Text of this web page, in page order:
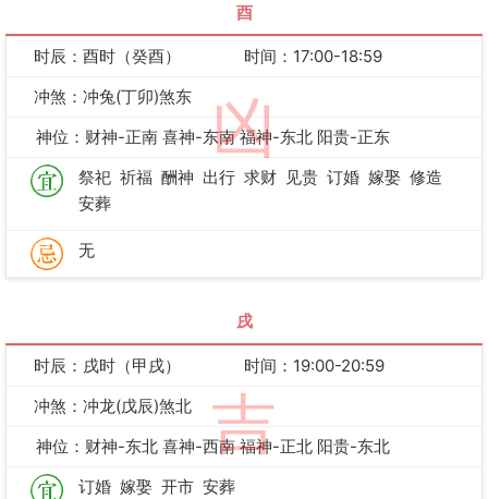
酉
凶
时辰：酉时（癸酉）
时间：17:00-18:59
冲煞：冲兔(丁卯)煞东
神位：财神-正南 喜神-东南 福神-东北 阳贵-正东
祭祀 祈福 酬神 出行 求财 见贵 订婚 嫁娶 修造
安葬
无
戌
吉
时辰：戌时（甲戌）
时间：19:00-20:59
冲煞：冲龙(戊辰)煞北
神位：财神-东北 喜神-西南 福神-正北 阳贵-东北
订婚 嫁娶 开市 安葬